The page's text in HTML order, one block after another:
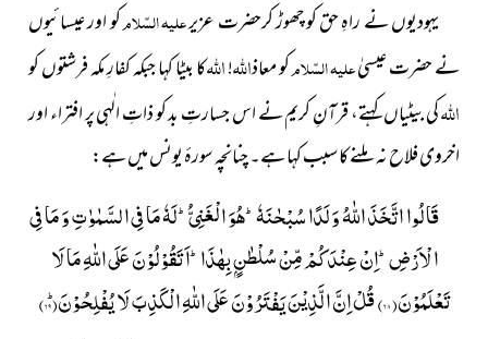
یہودیوں نے راہِ حق کو چھوڑ کرحضرت عزیرعلیہ السّلامکو اور عیسائیوں
نے حضرت عیسیٰعلیہ السّلامکو معاذاللہ!اللہکا بیٹا کہا جبکہ کفارِ مکہ فرشتوں کو
اللہکی بیٹیاں کہتے، قرآنِ کریم نے اس جسارتِ بد کو ذاتِ الٰہی پر افتراء اور
اخروی فلاح نہ ملنے کا سبب کہا ہے۔ چنانچہ سورۂ یونس میں ہے:
قَالُوا اتَّخَذَ اللّٰهُ وَلَدًا سُبْحٰنَهٗؕ-هُوَ الْغَنِیُّؕ-لَهٗ مَا فِی السَّمٰوٰتِ وَ مَا فِی
الْاَرْضِؕ-اِنْ عِنْدَكُمْ مِّنْ سُلْطٰنٍۭ بِهٰذَاؕ-اَتَقُوْلُوْنَ عَلَى اللّٰهِ مَا لَا
تَعْلَمُوْنَ(۶۸) قُلْ اِنَّ الَّذِیْنَ یَفْتَرُوْنَ عَلَى اللّٰهِ الْكَذِبَ لَا یُفْلِحُوْنَؕ(۶۹)